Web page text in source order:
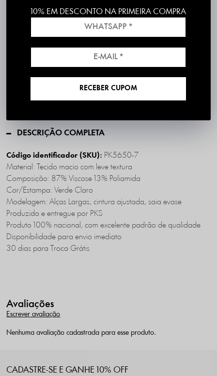
*válido para RS, SC, PR e SP
DESCRIÇÃO COMPLETA
Código identificador (SKU): PK5650-7
Material: Tecido macio com leve textura
Composição: 87% Viscose 13% Poliamida
Cor/Estampa: Verde Claro
Modelagem: Alças Largas, cintura ajustada, saia evase
Produzido e entregue por PKS
Produto 100% nacional, com excelente padrão de qualidade
Disponibilidade para envio imediato
30 dias para Troca Grátis
Avaliações
Escrever avaliação
Nenhuma avaliação cadastrada para esse produto.
CADASTRE-SE E GANHE 10% OFF
10% EM DESCONTO NA PRIMEIRA COMPRA
RECEBER CUPOM